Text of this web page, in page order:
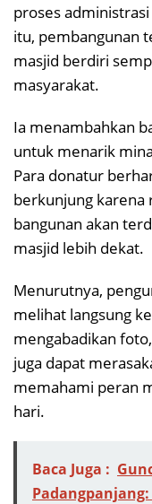
proses
itu, pembangunan
masjid berdiri
masyarakat.
Ia menambahkan
untuk menarik
Para donatur
berkunjung karena
bangunan akan
masjid lebih dekat.
Menurutnya,
melihat langsung
mengabadikan
juga dapat
memahami peran
hari.
Baca Juga :